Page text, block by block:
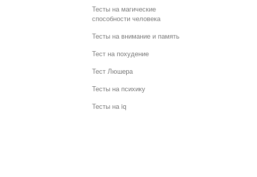
Тесты на магические
способности человека
Тесты на внимание и память
Тест на похудение
Тест Люшера
Тесты на психику
Тесты на iq